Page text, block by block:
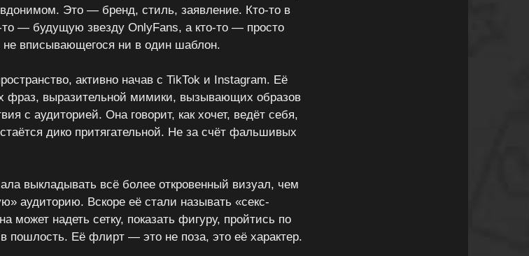
Это — бренд, стиль, заявление. Кто-то в
то — будущую звезду OnlyFans, а кто-то — просто
не вписывающегося ни в один шаблон.
активно начав с TikTok и Instagram. Её
фраз, выразительной мимики, вызывающих образов
с аудиторией. Она говорит, как хочет, ведёт себя,
дико притягательной. Не за счёт фальшивых
выкладывать всё более откровенный визуал, чем
аудиторию. Вскоре её стали называть «секс-
может надеть сетку, показать фигуру, пройтись по
пошлость. Её флирт — это не поза, это её характер.